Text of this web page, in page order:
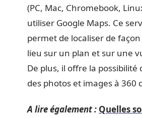
(PC, Mac, Chromebook,
utiliser Google Maps. Ce
permet de localiser de
lieu sur un plan et sur une
De plus, il offre la possibilité
des photos et images à 360
A lire également : Quelles